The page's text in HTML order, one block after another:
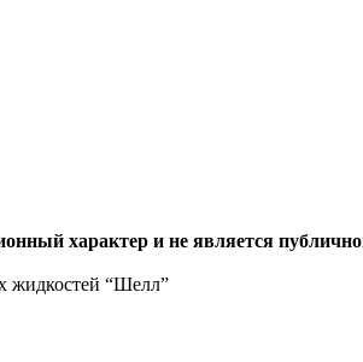
характер и не является
жидкостей “Шелл”